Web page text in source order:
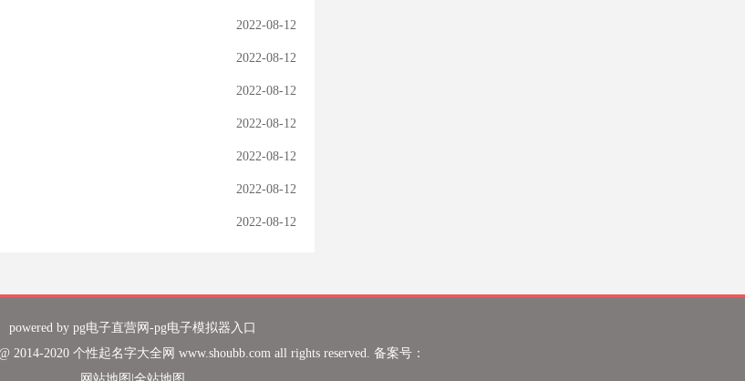
2022-08-12
2022-08-12
2022-08-12
2022-08-12
2022-08-12
2022-08-12
2022-08-12
powered by pg电子直营网-pg电子模拟器入口
2014-2020 个性起名字大全网 www.shoubb.com all rights reserved. 备案号：